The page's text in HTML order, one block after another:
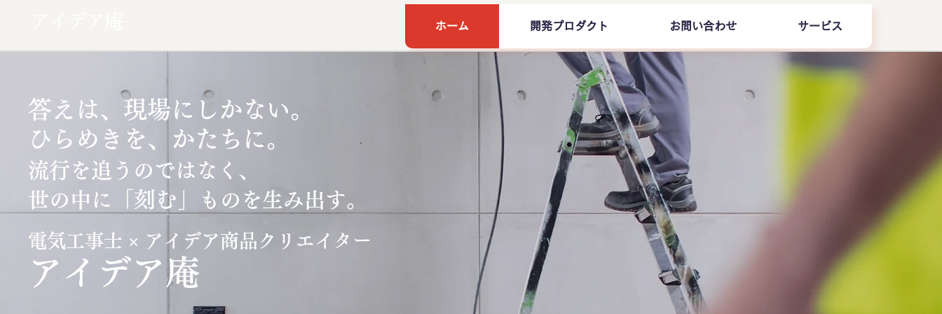
ホーム 開発プロダクト お問い合わせ サービス
ひらめきを、かたちに。
答えは、現場にしかない。
流行を追うのではなく、
世の中に
「刻む」 ものを生み出す。
電気工事士 × アイデア商品クリエイター
​アイデア庵